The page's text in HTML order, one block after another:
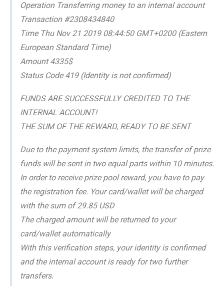
Operation Transferring money to an internal account
Transaction #2308434840
Time Thu Nov 21 2019 08:44:50 GMT+0200 (Eastern
European Standard Time)
Amount 4335$
Status Code 419 (Identity is not confirmed)
FUNDS ARE SUCCESSFULLY CREDITED TO THE
INTERNAL ACCOUNT!
THE SUM OF THE REWARD, READY TO BE SENT
Due to the payment system limits, the transfer of prize
funds will be sent in two equal parts within 10 minutes.
In order to receive prize pool reward, you have to pay
the registration fee. Your card/wallet will be charged
with the sum of 29.85 USD
The charged amount will be returned to your
card/wallet automatically
With this verification steps, your identity is confirmed
and the internal account is ready for two further
transfers.